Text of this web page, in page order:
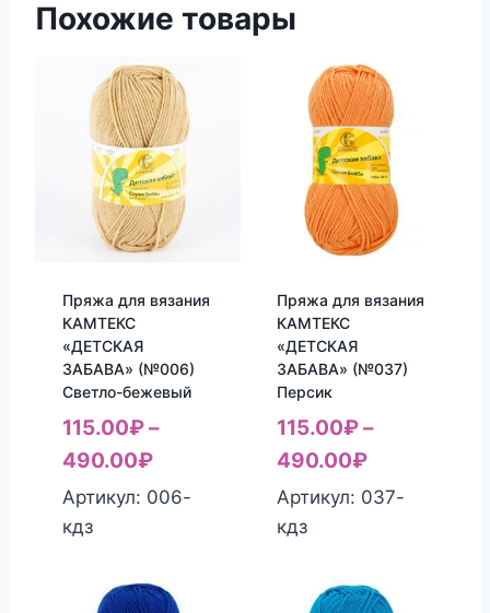
Похожие товары
Пряжа для вязания
КАМТЕКС
«ДЕТСКАЯ
ЗАБАВА» (№006)
Светло-бежевый
115.00₽–
490.00₽
Артикул: 006-
кдз
Пряжа для вязания
КАМТЕКС
«ДЕТСКАЯ
ЗАБАВА» (№037)
Персик
115.00₽–
490.00₽
Артикул: 037-
кдз